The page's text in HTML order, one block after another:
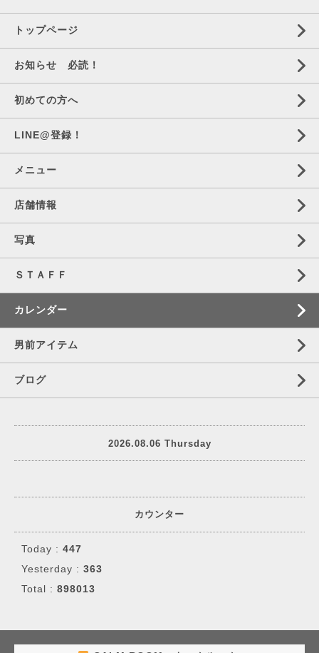
トップページ
お知らせ 必読！
初めての方へ
LINE@登録！
メニュー
店舗情報
写真
ＳＴＡＦＦ
カレンダー
男前アイテム
ブログ
2026.08.06 Thursday
カウンター
Today : 447
Yesterday : 363
Total : 898013